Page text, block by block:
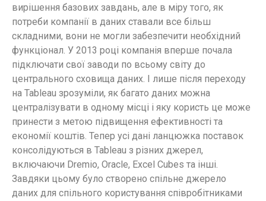
вирішення базових завдань, але в міру того, як
потреби компанії в даних ставали все більш
складними, вони не могли забезпечити необхідний
функціонал. У 2013 році компанія вперше почала
підключати свої заводи по всьому світу до
центрального сховища даних. І лише після переходу
на Tableau зрозуміли, як багато даних можна
централізувати в одному місці і яку користь це може
принести з метою підвищення ефективності та
економії коштів. Тепер усі дані ланцюжка поставок
консолідуються в Tableau з різних джерел,
включаючи Dremio, Oracle, Excel Cubes та інші.
Завдяки цьому було створено спільне джерело
даних для спільного користування співробітниками